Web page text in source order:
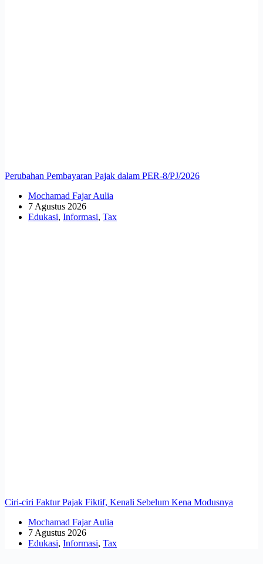
Perubahan Pembayaran Pajak dalam PER-8/PJ/2026
Mochamad Fajar Aulia
7 Agustus 2026
Edukasi, Informasi, Tax
Ciri-ciri Faktur Pajak Fiktif, Kenali Sebelum Kena Modusnya
Mochamad Fajar Aulia
7 Agustus 2026
Edukasi, Informasi, Tax